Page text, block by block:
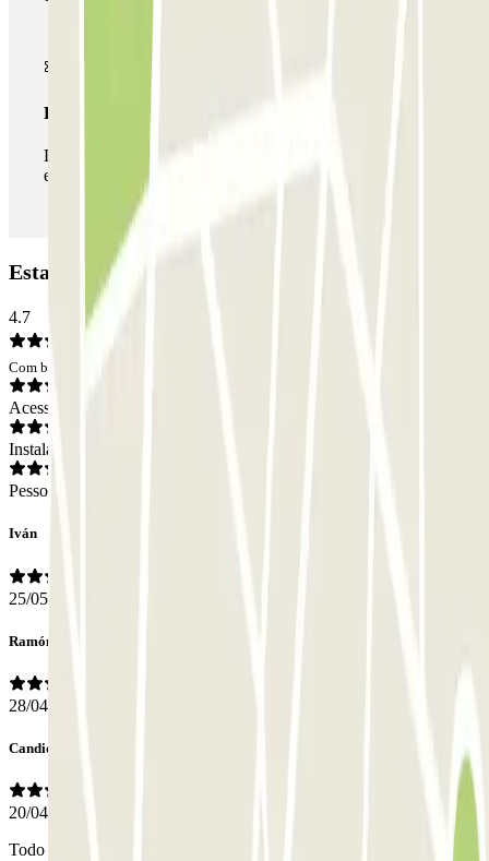
Passe ilimitado
Durante a sua estadia, pode entrar e sair do parque de
estacionamento as vezes que quiser.
Estacionamento AUSSA Rafael Salgado: Opiniões
4.7
Com base em 54 opiniões
Acesso
Instalações
Pessoal
Iván
25/05/2026
Ramón
28/04/2026
Candido
20/04/2026
Todo correcto y muy limpio